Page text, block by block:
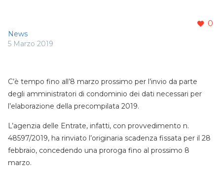
0
News
5 Marzo 2019
C’è tempo fino all’8 marzo prossimo per l’invio da parte
degli amministratori di condominio dei dati necessari per
l’elaborazione della precompilata 2019.
L’agenzia delle Entrate, infatti, con provvedimento n.
48597/2019, ha rinviato l’originaria scadenza fissata per il 28
febbraio, concedendo una proroga fino al prossimo 8
marzo.